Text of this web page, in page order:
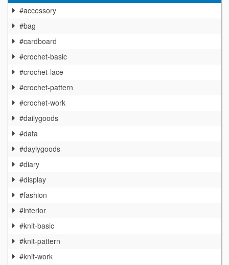
#accessory
#bag
#cardboard
#crochet-basic
#crochet-lace
#crochet-pattern
#crochet-work
#dailygoods
#data
#daylygoods
#diary
#display
#fashion
#interior
#knit-basic
#knit-pattern
#knit-work